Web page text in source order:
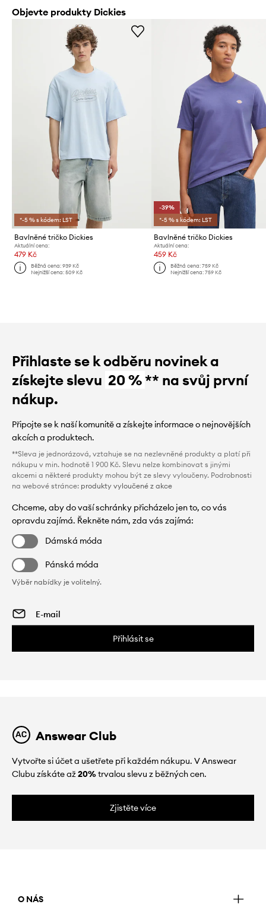
Objevte produkty Dickies
*-5 % s kódem: LST
Bavlněné tričko Dickies
Aktuální cena:
479 Kč
Běžná cena:939 Kč
Nejnižší cena:509 Kč
-39%
*-5 % s kódem: LST
Bavlněné tričko Dickies
Aktuální cena:
459 Kč
Běžná cena: 759 Kč
Nejnižší cena: 759 Kč
Přihlaste se k odběru novinek a
získejte slevu 20 %** na svůj první
nákup.
Připojte se k naší komunitě a získejte informace o nejnovějších
akcích a produktech.
**Sleva je jednorázová, vztahuje se na nezlevněné produkty a platí při
nákupu v min. hodnotě 1 900 Kč. Slevu nelze kombinovat s jinými
akcemi a některé produkty mohou být ze slevy vyloučeny. Podrobnosti
na webové stránce: produkty vyloučené z akce
Chceme, aby do vaší schránky přicházelo jen to, co vás
opravdu zajímá. Řekněte nám, zda vás zajímá:
Dámská móda
Pánská móda
Výběr nabídky je volitelný.
Přihlásit se
Answear Club
Vytvořte si účet a ušetřete při každém nákupu. V Answear
Clubu získáte až20%trvalou slevu z běžných cen.
Zjistěte více
O NÁS